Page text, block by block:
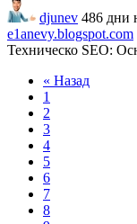
djunev 486 дни
e1anevy.blogspot.com
Техническо SEO:
« Назад
1
2
3
4
5
6
7
8